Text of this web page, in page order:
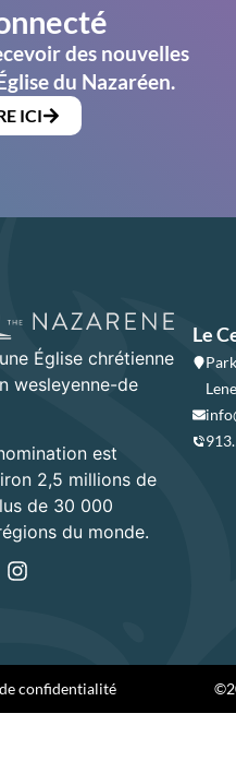
des nouvelles
du Nazaréen.
ICI
Église chrétienne
wesleyenne-de
est
2,5 millions de
de 30 000
du monde.
Le
confidentialité